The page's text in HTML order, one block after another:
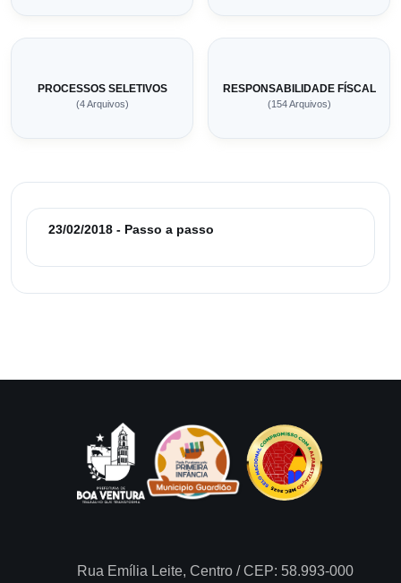
PROCESSOS SELETIVOS
(4 Arquivos)
RESPONSABILIDADE FÍSCAL
(154 Arquivos)
23/02/2018 - Passo a passo
Rua Emília Leite, Centro / CEP: 58.993-000